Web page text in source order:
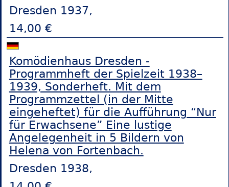
Dresden 1937,
14,00 €
Komödienhaus Dresden -
Programmheft der Spielzeit 1938–
1939, Sonderheft. Mit dem
Programmzettel (in der Mitte
eingeheftet) für die Aufführung “Nur
für Erwachsene” Eine lustige
Angelegenheit in 5 Bildern von
Helena von Fortenbach.
Dresden 1938,